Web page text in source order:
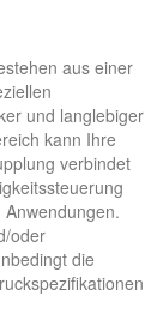
aus einer
und langlebiger
kann Ihre
verbindet
oder
die